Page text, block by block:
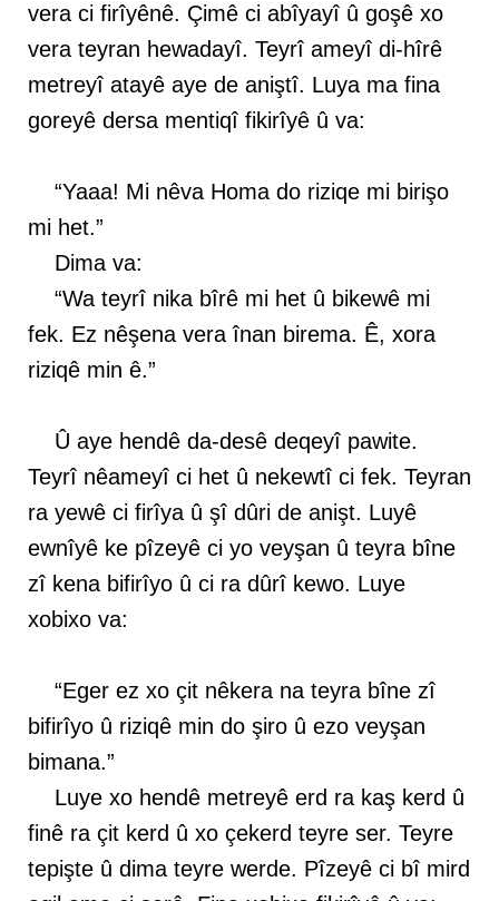
vera ci firîyênê. Çimê ci abîyayî û goşê xo
vera teyran hewadayî. Teyrî ameyî di-hîrê
metreyî atayê aye de aniştî. Luya ma fina
goreyê dersa mentiqî fikirîyê û va:
“Yaaa! Mi nêva Homa do riziqe mi birişo
mi het.”
Dima va:
“Wa teyrî nika bîrê mi het û bikewê mi
fek. Ez nêşena vera înan birema. Ê, xora
riziqê min ê.”
Û aye hendê da-desê deqeyî pawite.
Teyrî nêameyî ci het û nekewtî ci fek. Teyran
ra yewê ci firîya û şî dûri de anişt. Luyê
ewnîyê ke pîzeyê ci yo veyşan û teyra bîne
zî kena bifirîyo û ci ra dûrî kewo. Luye
xobixo va:
“Eger ez xo çit nêkera na teyra bîne zî
bifirîyo û riziqê min do şiro û ezo veyşan
bimana.”
Luye xo hendê metreyê erd ra kaş kerd û
finê ra çit kerd û xo çekerd teyre ser. Teyre
tepişte û dima teyre werde. Pîzeyê ci bî mird